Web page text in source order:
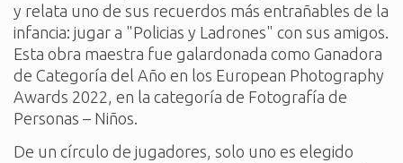
y relata uno de sus recuerdos más entrañables de la
infancia: jugar a "Policias y Ladrones" con sus amigos.
Esta obra maestra fue galardonada como Ganadora
de Categoría del Año en los European Photography
Awards 2022, en la categoría de Fotografía de
Personas – Niños.
De un círculo de jugadores, solo uno es elegido